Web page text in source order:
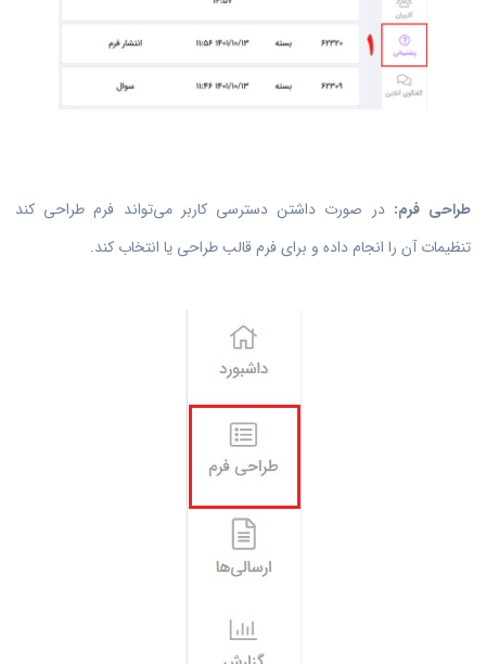
طراحی فرم:در صورت داشتن دسترسی کاربر می‌تواند فرم طراحی کند
تنظیمات آن را انجام داده و برای فرم قالب طراحی یا انتخاب کند.